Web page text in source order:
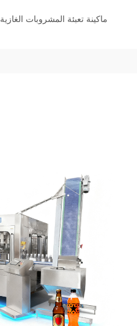
ماكينة تعبئة المشروبات الغازية